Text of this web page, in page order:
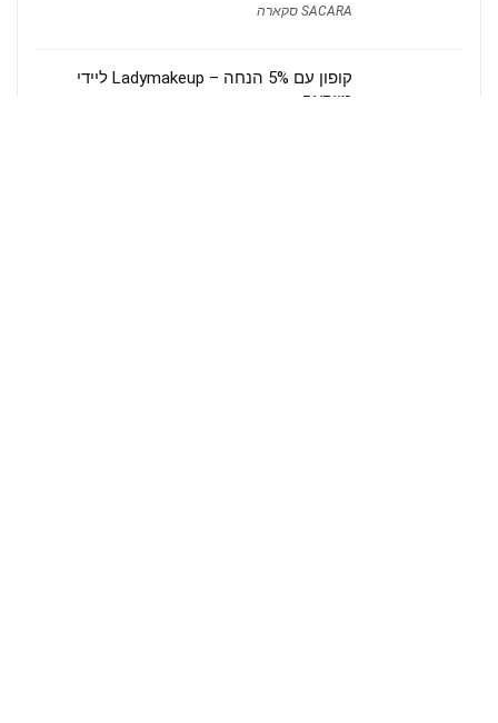
SACARA סקארה
קופון עם 5% הנחה – Ladymakeup ליידי
מייקאפ